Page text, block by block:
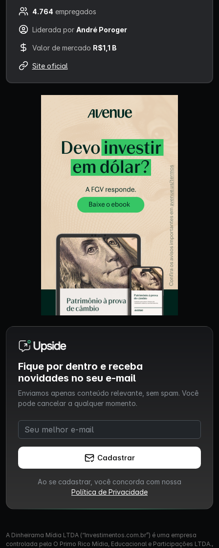
4.764 empregados
Liderada por André Poroger
Valor de mercado R$1,1 B
Site oficial
Fique por dentro e receba
novidades no seu e-mail
Enviamos apenas conteúdo relevante, sem spam. Você
pode cancelar a qualquer momento.
Cadastrar
Ao se cadastrar, você concorda com nossa
Política de Privacidade
A Dinheirama Mídia LTDA (“Investimentos.com.br”) é uma empresa
controlada pela O Primo Rico Mídia, Educacional e Participações LTDA.,